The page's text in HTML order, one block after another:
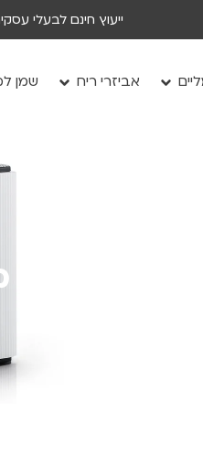
ייעוץ חינם לבעלי
אביזרי ריח שמן